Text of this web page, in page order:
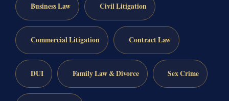
Business Law Civil Litigation
Commercial Litigation Contract Law
DUI Family Law & Divorce Sex Crime